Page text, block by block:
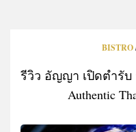
BISTRO
รีวิว อัญญา เปิดตำรับ
Authentic